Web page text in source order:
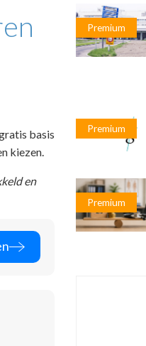
basis
kiezen.
en
Premium
Premium
Premium